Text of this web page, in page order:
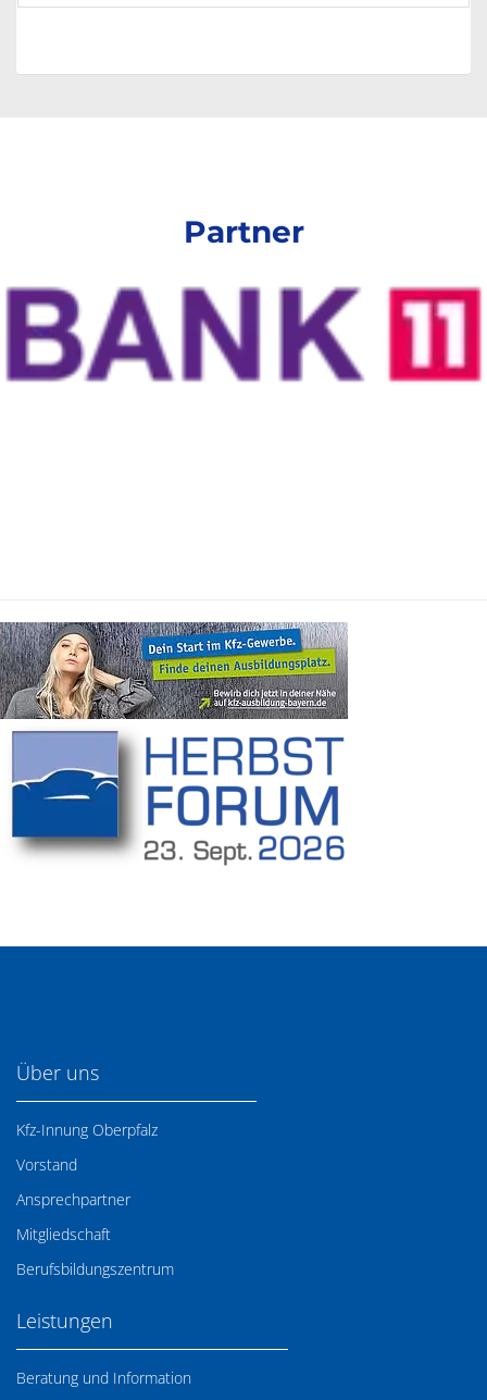
Partner
Über uns
Kfz-Innung Oberpfalz
Vorstand
Ansprechpartner
Mitgliedschaft
Berufsbildungszentrum
Leistungen
Beratung und Information